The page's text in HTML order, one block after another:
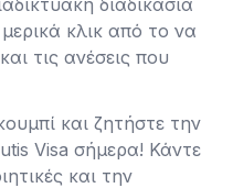
κλικ από το να
τις ανέσεις που
και ζητήστε την
Visa σήμερα! Κάντε
και την